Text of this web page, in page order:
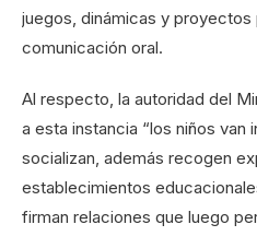
juegos, dinámicas y proyectos
comunicación oral.
Al respecto, la autoridad del
a esta instancia “los niños van
socializan, además recogen
establecimientos
firman relaciones que luego